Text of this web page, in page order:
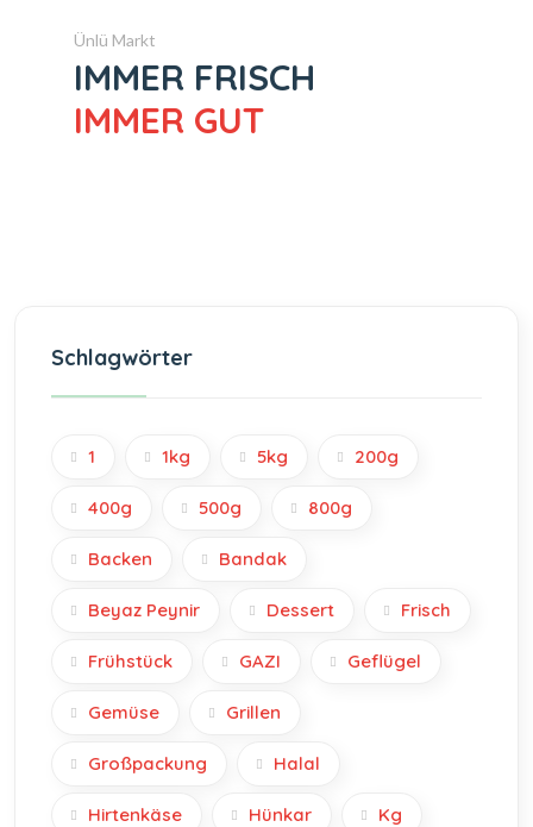
Ünlü Markt
IMMER FRISCH
IMMER GUT
Schlagwörter
1 1kg 5kg 200g
400g 500g 800g
Backen Bandak
Beyaz Peynir Dessert Frisch
Frühstück GAZI Geflügel
Gemüse Grillen
Großpackung Halal
Hirtenkäse Hünkar Kg